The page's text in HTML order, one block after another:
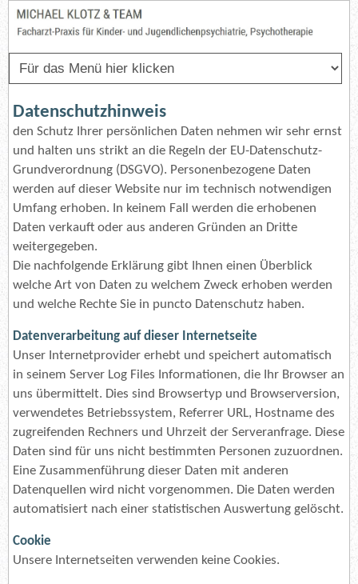
Datenschutzhinweis
den Schutz Ihrer persönlichen Daten nehmen wir sehr ernst
und halten uns strikt an die Regeln der EU-Datenschutz-
Grundverordnung (DSGVO). Personenbezogene Daten
werden auf dieser Website nur im technisch notwendigen
Umfang erhoben. In keinem Fall werden die erhobenen
Daten verkauft oder aus anderen Gründen an Dritte
weitergegeben.
Die nachfolgende Erklärung gibt Ihnen einen Überblick
welche Art von Daten zu welchem Zweck erhoben werden
und welche Rechte Sie in puncto Datenschutz haben.
Datenverarbeitung auf dieser Internetseite
Unser Internetprovider erhebt und speichert automatisch
in seinem Server Log Files Informationen, die Ihr Browser an
uns übermittelt. Dies sind Browsertyp und Browserversion,
verwendetes Betriebssystem, Referrer URL, Hostname des
zugreifenden Rechners und Uhrzeit der Serveranfrage. Diese
Daten sind für uns nicht bestimmten Personen zuzuordnen.
Eine Zusammenführung dieser Daten mit anderen
Datenquellen wird nicht vorgenommen. Die Daten werden
automatisiert nach einer statistischen Auswertung gelöscht.
Cookie
Unsere Internetseiten verwenden keine Cookies.